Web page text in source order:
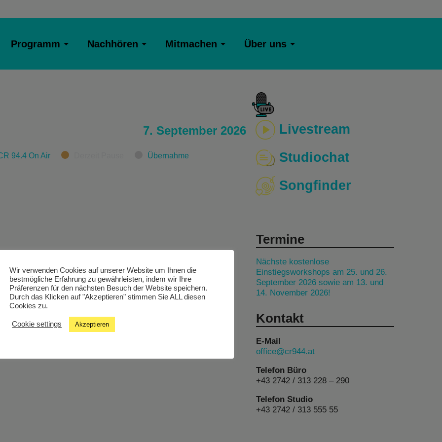
Programm Nachhören Mitmachen Über uns
7. September 2026
94.4 On Air Übernahme
Livestream
Studiochat
Songfinder
Termine
Nächste kostenlose
Einstiegsworkshops am 25. und 26.
September 2026 sowie am 13. und
14. November 2026!
Kontakt
E-Mail
office@cr944.at
Telefon Büro
+43 2742 / 313 228 – 290
Telefon Studio
+43 2742 / 313 555 55
Wir verwenden Cookies auf unserer Website um Ihnen die
bestmögliche Erfahrung zu gewährleisten, indem wir Ihre
Präferenzen für den nächsten Besuch der Website speichern.
Durch das Klicken auf "Akzeptieren" stimmen Sie ALL diesen
Cookies zu.
Cookie settings Akzeptieren